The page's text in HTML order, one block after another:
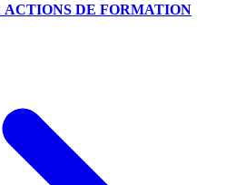
ACTIONS DE FORMATION